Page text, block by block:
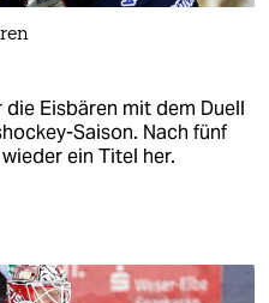
Eisbären mit dem Duell
Saison. Nach fünf
ein Titel her.